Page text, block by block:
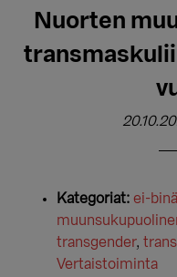
Nuorten
Kategoriat: ei-
transgender,
Vertaistoiminta